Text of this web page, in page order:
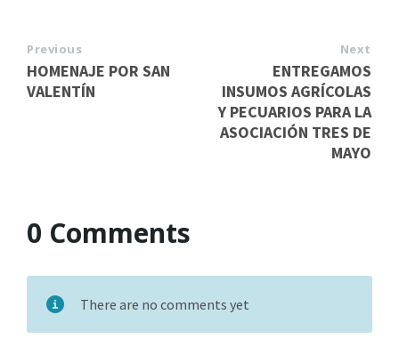
Previous
HOMENAJE POR SAN
VALENTÍN
Next
ENTREGAMOS
INSUMOS AGRÍCOLAS
Y PECUARIOS PARA LA
ASOCIACIÓN TRES DE
MAYO
0 Comments
There are no comments yet